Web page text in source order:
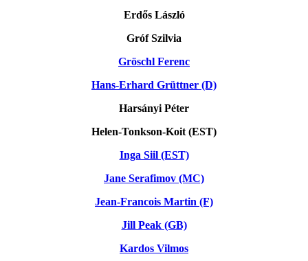
Erdős László
Gróf Szilvia
Gröschl Ferenc
Hans-Erhard Grüttner (D)
Harsányi Péter
Helen-Tonkson-Koit (EST)
Inga Siil (EST)
Jane Serafimov (MC)
Jean-Francois Martin (F)
Jill Peak (GB)
Kardos Vilmos